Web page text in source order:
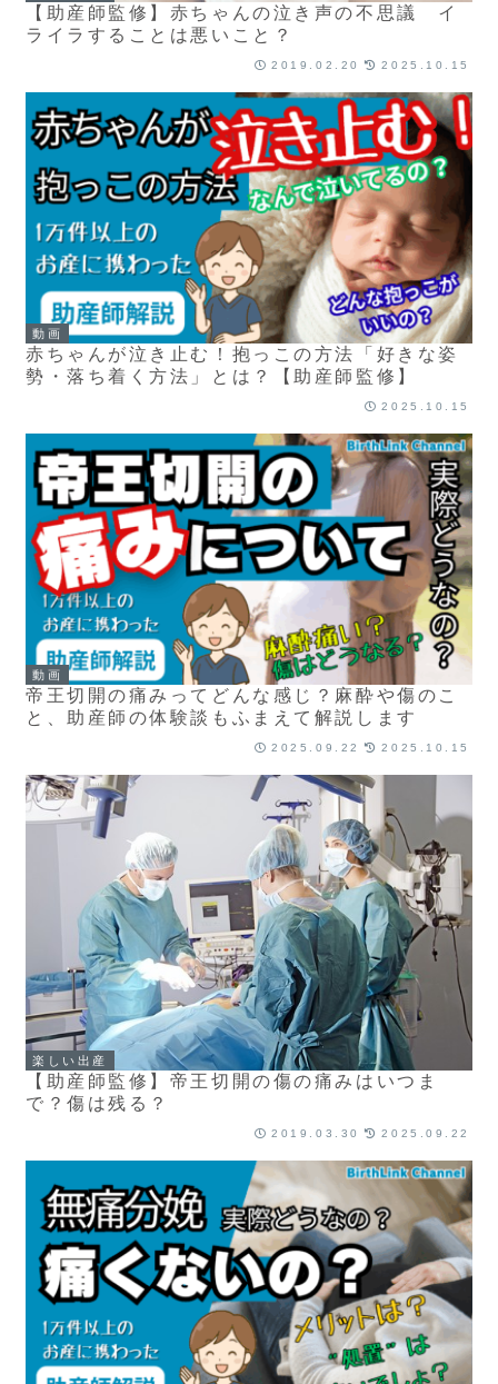
【助産師監修】赤ちゃんの泣き声の不思議 イ
ライラすることは悪いこと？
2019.02.20 2025.10.15
動画
赤ちゃんが泣き止む！抱っこの方法「好きな姿
勢・落ち着く方法」とは？【助産師監修】
2025.10.15
動画
帝王切開の痛みってどんな感じ？麻酔や傷のこ
と、助産師の体験談もふまえて解説します
2025.09.22 2025.10.15
楽しい出産
【助産師監修】帝王切開の傷の痛みはいつま
で？傷は残る？
2019.03.30 2025.09.22